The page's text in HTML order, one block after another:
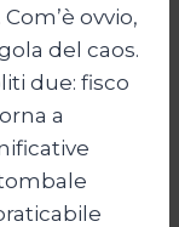
ovvio,
del caos.
due: fisco
a